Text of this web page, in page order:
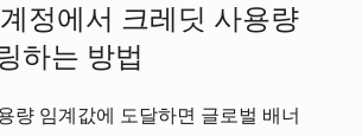
정에서 크레딧 사용량
하는 방법
량 임계값에 도달하면 글로벌 배너